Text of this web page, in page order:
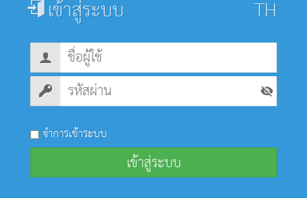
เข้าสู่ระบบ
จำการเข้าระบบ
เข้าสู่ระบบ